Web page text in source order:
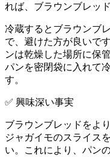
れば、ブラウンブレッ
冷蔵するとブラウンブ
で、避けた方が良いです
ンは乾燥した場所に保
パンを密閉袋に入れて
す。
✅ 興味深い事実
ブラウンブレッドをよ
ジャガイモのスライス
い。これにより、パン